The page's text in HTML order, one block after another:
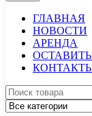
ГЛАВНАЯ
НОВОСТИ
АРЕНДА